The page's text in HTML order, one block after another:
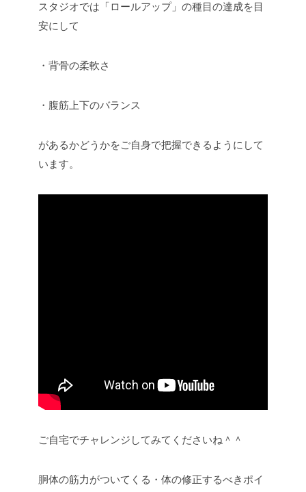
スタジオでは「ロールアップ」の種目の達成を目
安にして
・背骨の柔軟さ
・腹筋上下のバランス
があるかどうかをご自身で把握できるようにして
います。
ご自宅でチャレンジしてみてくださいね＾＾
胴体の筋力がついてくる・体の修正するべきポイ